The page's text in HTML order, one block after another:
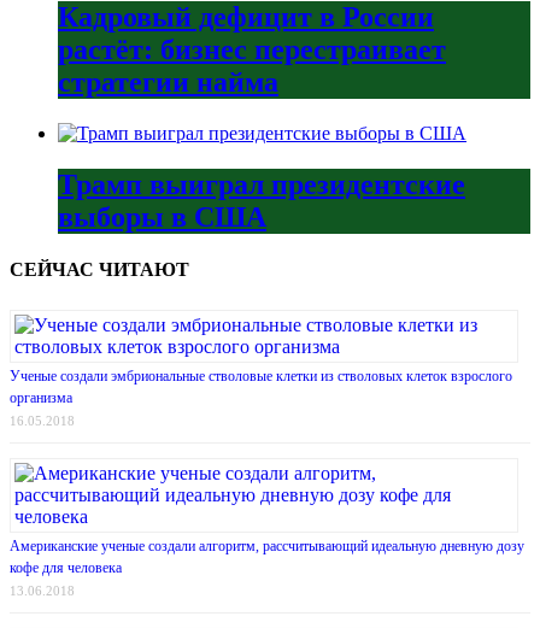
Кадровый дефицит в России
растёт: бизнес перестраивает
стратегии найма
Трамп выиграл президентские
выборы в США
СЕЙЧАС ЧИТАЮТ
Ученые создали эмбриональные стволовые клетки из стволовых клеток взрослого
организма
16.05.2018
Американские ученые создали алгоритм, рассчитывающий идеальную дневную дозу
кофе для человека
13.06.2018